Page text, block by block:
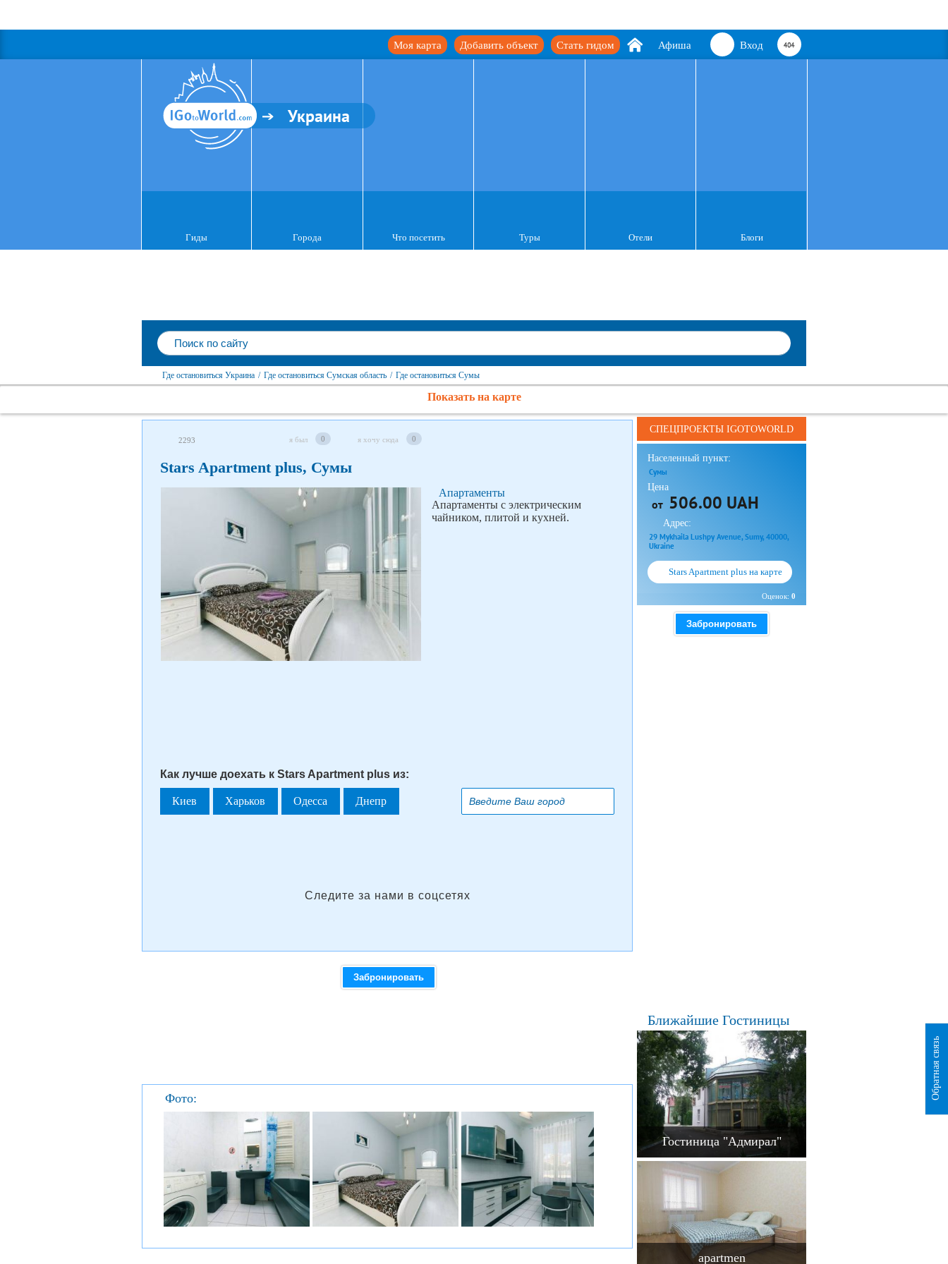
Вход
Афиша
Стать гидом
Добавить объект
Моя карта
Украина
Гиды Города Что посетить Туры Отели Блоги
Где остановиться Украина / Где остановиться Сумская область / Где остановиться Сумы
Показать на карте
2293 я был 0 я хочу сюда 0
Stars Apartment plus, Сумы
Апартаменты
Апартаменты с электрическим
чайником, плитой и кухней.
Как лучше доехать к Stars Apartment plus из:
Киев Харьков Одесса Днепр
Следите за нами в соцсетях
Забронировать
Фото:
СПЕЦПРОЕКТЫ IGOTOWORLD
Населенный пункт:
Сумы
Цена
от 506.00 UAH
Адрес:
29 Mykhaila Lushpy Avenue, Sumy, 40000,
Ukraine
Stars Apartment plus на карте
Оценок: 0
Забронировать
Ближайшие Гостиницы
Гостиница "Адмирал"
apartmen
Обратная связь